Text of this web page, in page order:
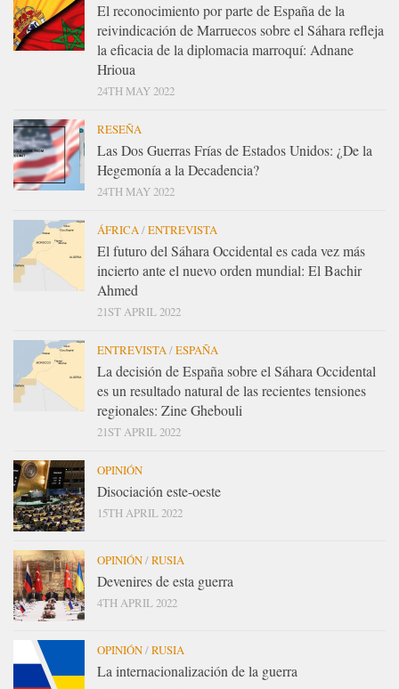
El reconocimiento por parte de España de la
reivindicación de Marruecos sobre el Sáhara refleja
la eficacia de la diplomacia marroquí: Adnane
Hrioua
24TH MAY 2022
RESEÑA
Las Dos Guerras Frías de Estados Unidos: ¿De la
Hegemonía a la Decadencia?
24TH MAY 2022
ÁFRICA/ENTREVISTA
El futuro del Sáhara Occidental es cada vez más
incierto ante el nuevo orden mundial: El Bachir
Ahmed
21ST APRIL 2022
ENTREVISTA/ESPAÑA
La decisión de España sobre el Sáhara Occidental
es un resultado natural de las recientes tensiones
regionales: Zine Ghebouli
21ST APRIL 2022
OPINIÓN
Disociación este-oeste
15TH APRIL 2022
OPINIÓN/RUSIA
Devenires de esta guerra
4TH APRIL 2022
OPINIÓN/RUSIA
La internacionalización de la guerra